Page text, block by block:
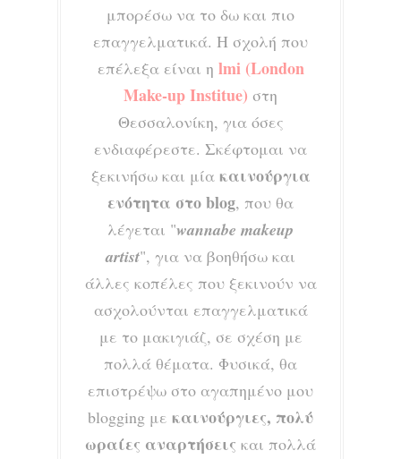
μπορέσω να το δω και πιο
επαγγελματικά. Η σχολή που
επέλεξα είναι η lmi (London
Make-up Institue) στη
Θεσσαλονίκη, για όσες
ενδιαφέρεστε. Σκέφτομαι να
ξεκινήσω και μία καινούργια
ενότητα στο blog, που θα
λέγεται "wannabe makeup
artist", για να βοηθήσω και
άλλες κοπέλες που ξεκινούν να
ασχολούνται επαγγελματικά
με το μακιγιάζ, σε σχέση με
πολλά θέματα. Φυσικά, θα
επιστρέψω στο αγαπημένο μου
blogging με καινούργιες, πολύ
ωραίες αναρτήσεις και πολλά